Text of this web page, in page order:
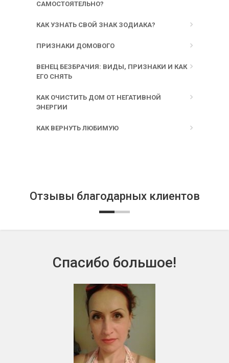
САМОСТОЯТЕЛЬНО?
КАК УЗНАТЬ СВОЙ ЗНАК ЗОДИАКА?
ПРИЗНАКИ ДОМОВОГО
ВЕНЕЦ БЕЗБРАЧИЯ: ВИДЫ, ПРИЗНАКИ И КАК
ЕГО СНЯТЬ
КАК ОЧИСТИТЬ ДОМ ОТ НЕГАТИВНОЙ
ЭНЕРГИИ
КАК ВЕРНУТЬ ЛЮБИМУЮ
Отзывы благодарных клиентов
Спасибо большое!